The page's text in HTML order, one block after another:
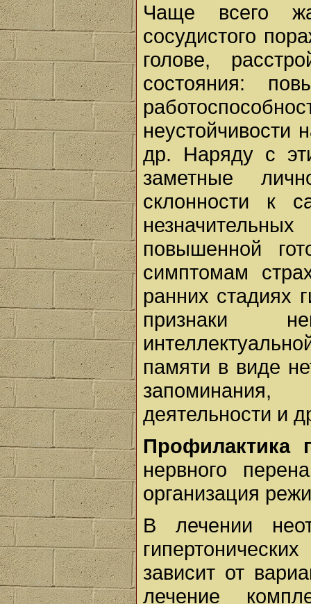
Чаще всего
сосудистого
голове,
состояния:
неустойчивости
др. Наряду с
заметные
склонности к
повышенной
симптомам
ранних стадиях
признаки
памяти в виде
деятельности и
Профилактика
нервного
организация
В лечении
зависит от
лечение